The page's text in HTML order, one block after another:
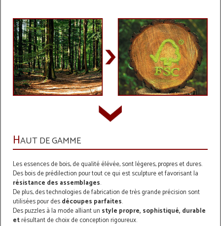
HAUT DE GAMME
Les essences de bois, de qualité élévée, sont légeres, propres et dures.
Des bois de prédilection pour tout ce qui est sculpture et favorisant la
résistance des assemblages.
De plus, destechnologies de fabrication de très grande précision sont
utilisées pour desdécoupes parfaites.
Des puzzles à la mode alliant un style propre, sophistiqué, durable
etrésultant de choix de conception rigoureux.